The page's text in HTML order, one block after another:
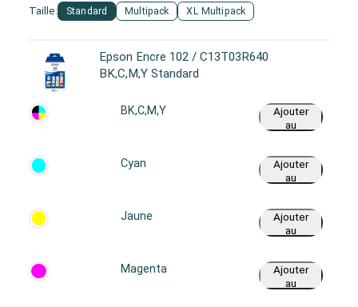
Taille: Standard Multipack XL Multipack
Epson Encre 102 / C13T03R640
BK,C,M,Y Standard
BK,C,M,Y
Ajouter
au
Cyan
Ajouter
au
Jaune
Ajouter
au
Magenta
Ajouter
au